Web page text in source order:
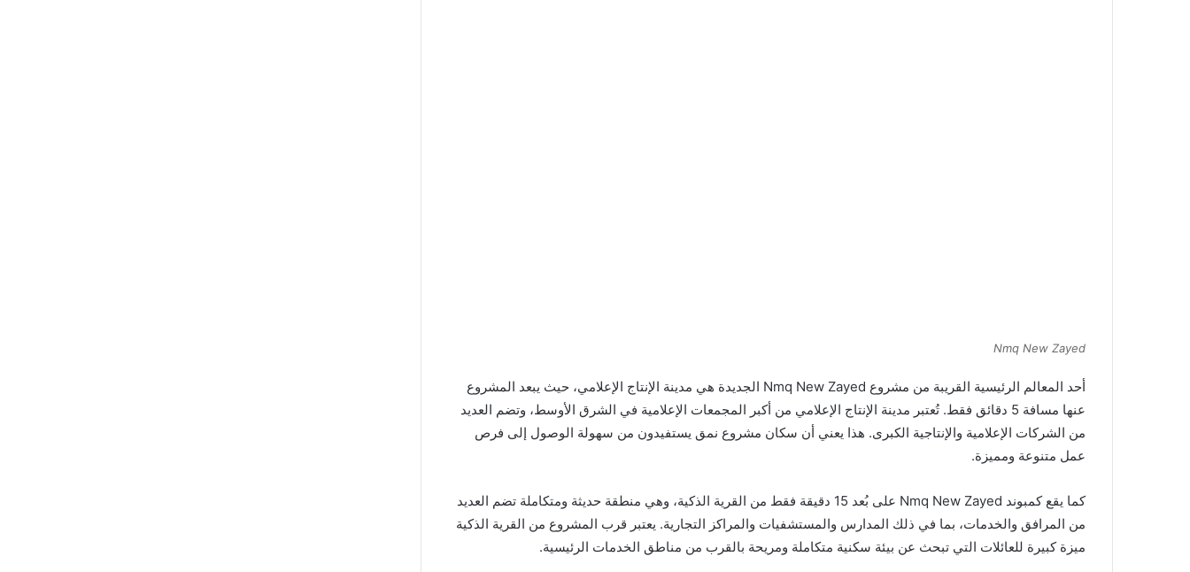
Nmq New Zayed
أحد المعالم الرئيسية القريبة من مشروع Nmq New Zayed الجديدة هي مدينة الإنتاج الإعلامي، حيث يبعد المشروع
عنها مسافة 5 دقائق فقط. تُعتبر مدينة الإنتاج الإعلامي من أكبر المجمعات الإعلامية في الشرق الأوسط، وتضم العديد
من الشركات الإعلامية والإنتاجية الكبرى. هذا يعني أن سكان مشروع نمق يستفيدون من سهولة الوصول إلى فرص
عمل متنوعة ومميزة.
كما يقع كمبوند Nmq New Zayed على بُعد 15 دقيقة فقط من القرية الذكية، وهي منطقة حديثة ومتكاملة تضم العديد
من المرافق والخدمات، بما في ذلك المدارس والمستشفيات والمراكز التجارية. يعتبر قرب المشروع من القرية الذكية
ميزة كبيرة للعائلات التي تبحث عن بيئة سكنية متكاملة ومريحة بالقرب من مناطق الخدمات الرئيسية.